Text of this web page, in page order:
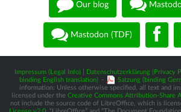
Our blog
Mastodon (TDF)
Impressum (Legal Info) Datenschutzerklärung (Privacy
binding English translation) - Satzung (binding
information: Unless otherwise specified, all text and
licensed under the Creative Commons Attribution-Share
not include the source code of LibreOffice, which is